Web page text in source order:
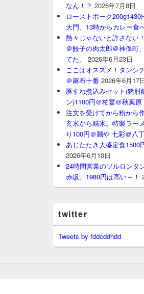
なん！？ 2026年7月8日
ローストポーク
大門、13時からカレー食
熱々じゃないと許さない
＠餃子の肉太郎＠神保町
てた。
2026年6月23日
ここはオススメ！タンシ
＠麻布十番 2026年6月17
豚すね煮込みセット(猪
ン)1100円＠柏宴＠秋葉原
注文を受けてから粉から
玄米から精米。特製ラー
り100円＠麺や 七彩＠八
あじたたき大盛定食1500
2026年6月10日
24時間営業のソルロンタ
赤坂。1980円は高い～！
twitter
Tweets by fddcddhdd